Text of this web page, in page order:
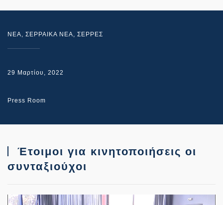
NEA, ΣΕΡΡΑΙΚΑ ΝΕΑ, ΣΕΡΡΕΣ
29 Μαρτίου, 2022
Press Room
Έτοιμοι για κινητοποιήσεις οι
συνταξιούχοι